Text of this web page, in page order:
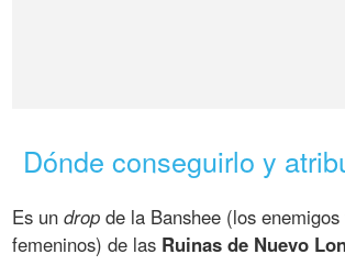
Dónde conseguirlo y
Es undrop de la Banshee (los
femeninos) de las Ruinas de Nuevo